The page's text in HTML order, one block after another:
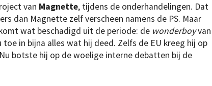
van Magnette, tijdens de onderhandelingen. Dat
dan Magnette zelf verscheen namens de PS. Maar
wat beschadigd uit de periode: de wonderboyvan
in bijna alles wat hij deed. Zelfs de EU kreeg hij op
botste hij op de woelige interne debatten bij de